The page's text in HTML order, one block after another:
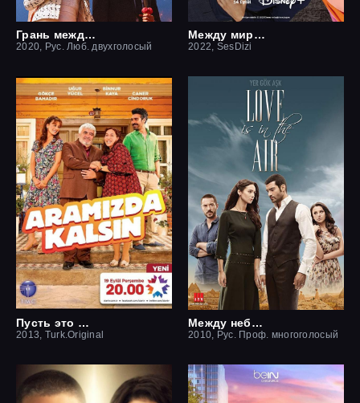
Грань между нами
2020, Рус. Люб. двухголосый
Между миром и мной
2022, SesDizi
Пусть это останется между нами
2013, Turk.Original
Между небом и землей / Небесная любовь
2010, Рус. Проф. многоголосый